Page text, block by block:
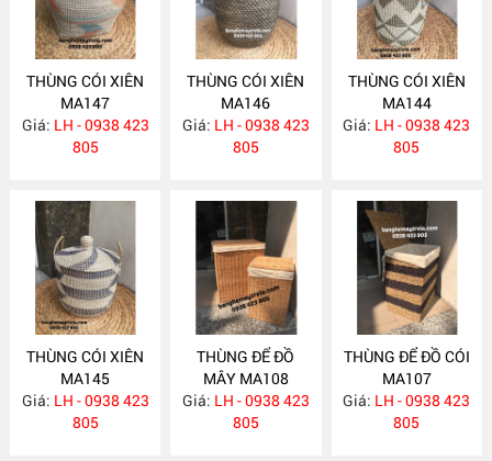
THÙNG CÓI XIÊN
MA147
Giá: LH - 0938 423
805
THÙNG CÓI XIÊN
MA146
Giá: LH - 0938 423
805
THÙNG CÓI XIÊN
MA144
Giá: LH - 0938 423
805
THÙNG CÓI XIÊN
MA145
Giá: LH - 0938 423
805
THÙNG ĐỂ ĐỒ
MÂY MA108
Giá: LH - 0938 423
805
THÙNG ĐỂ ĐỒ CÓI
MA107
Giá: LH - 0938 423
805